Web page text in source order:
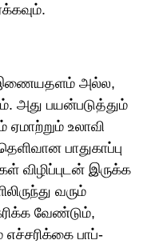
இணையதளம் அல்ல,
அது பயன்படுத்தும்
ஏமாற்றும் உலாவி
பாதுகாப்பு
விழிப்புடன் இருக்க
வரும்
வேண்டும்,
எச்சரிக்கை பாப்-